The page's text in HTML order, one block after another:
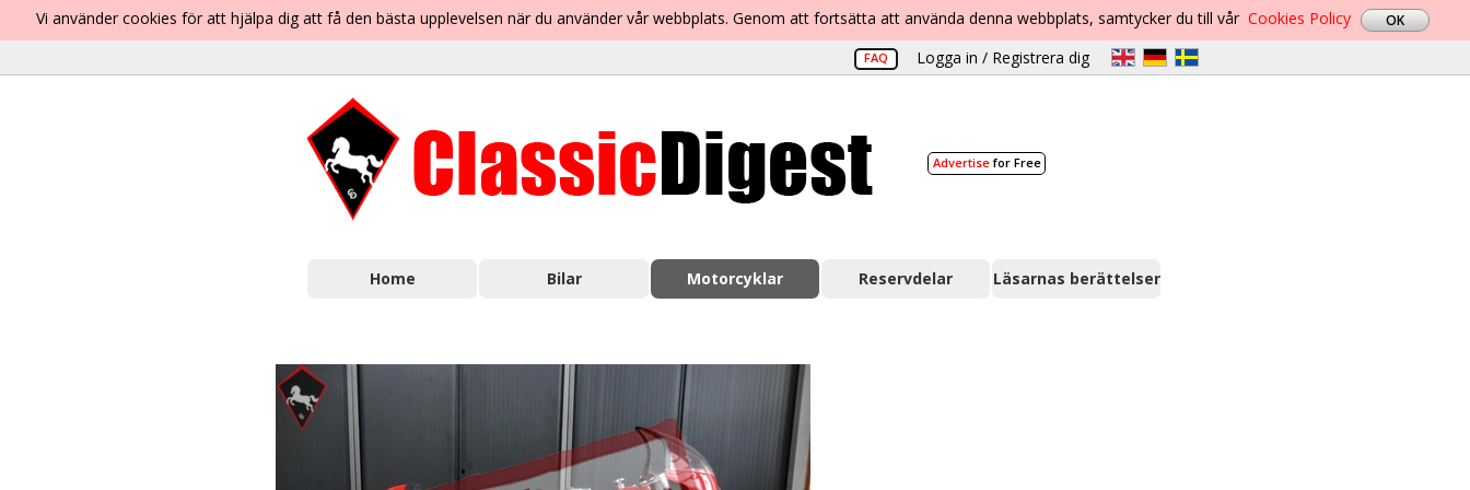
Vi använder cookies för att hjälpa dig att få den bästa upplevelsen när du använder vår webbplats. Genom att fortsätta att använda denna webbplats, samtycker du till vår Cookies Policy
FAQ Logga in / Registrera dig
Advertisefor Free
Home Bilar Motorcyklar Reservdelar Läsarnas berättelser